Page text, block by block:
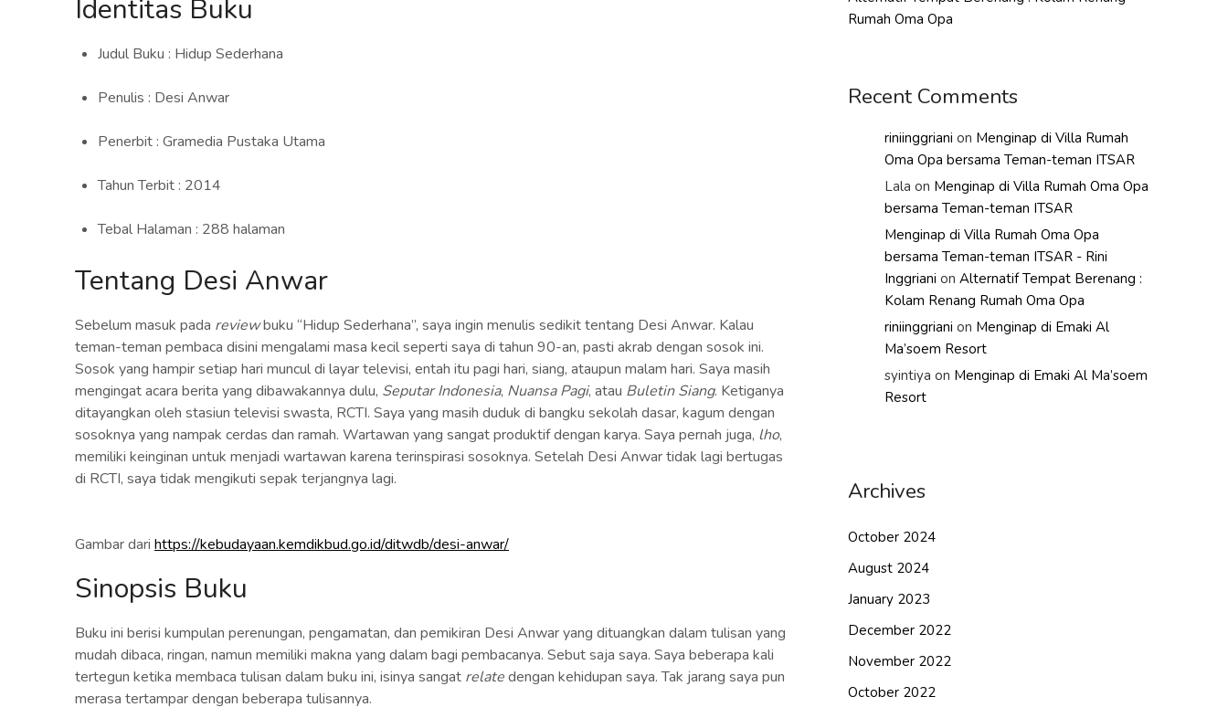
Identitas Buku
Judul Buku : Hidup Sederhana
Penulis : Desi Anwar
Penerbit : Gramedia Pustaka Utama
Tahun Terbit : 2014
Tebal Halaman : 288 halaman
Tentang Desi Anwar
Sebelum masuk pada reviewbuku “Hidup Sederhana”, saya ingin menulis sedikit tentang Desi Anwar. Kalau
teman-teman pembaca disini mengalami masa kecil seperti saya di tahun 90-an, pasti akrab dengan sosok ini.
Sosok yang hampir setiap hari muncul di layar televisi, entah itu pagi hari, siang, ataupun malam hari. Saya masih
mengingat acara berita yang dibawakannya dulu, Seputar Indonesia, Nuansa Pagi, atau Buletin Siang. Ketiganya
ditayangkan oleh stasiun televisi swasta, RCTI. Saya yang masih duduk di bangku sekolah dasar, kagum dengan
sosoknya yang nampak cerdas dan ramah. Wartawan yang sangat produktif dengan karya. Saya pernah juga, lho,
memiliki keinginan untuk menjadi wartawan karena terinspirasi sosoknya. Setelah Desi Anwar tidak lagi bertugas
di RCTI, saya tidak mengikuti sepak terjangnya lagi.
Gambar dari https://kebudayaan.kemdikbud.go.id/ditwdb/desi-anwar/
Sinopsis Buku
Buku ini berisi kumpulan perenungan, pengamatan, dan pemikiran Desi Anwar yang dituangkan dalam tulisan yang
mudah dibaca, ringan, namun memiliki makna yang dalam bagi pembacanya. Sebut saja saya. Saya beberapa kali
tertegun ketika membaca tulisan dalam buku ini, isinya sangat relatedengan kehidupan saya. Tak jarang saya pun
merasa tertampar dengan beberapa tulisannya.
Rumah Oma Opa
Recent Comments
riniinggriani on Menginap di Villa Rumah
Oma Opa bersama Teman-teman ITSAR
Lala on Menginap di Villa Rumah Oma Opa
bersama Teman-teman ITSAR
Menginap di Villa Rumah Oma Opa
bersama Teman-teman ITSAR - Rini
Inggriani on Alternatif Tempat Berenang :
Kolam Renang Rumah Oma Opa
riniinggriani on Menginap di Emaki Al
Ma’soem Resort
syintiya on Menginap di Emaki Al Ma’soem
Resort
Archives
October 2024
August 2024
January 2023
December 2022
November 2022
October 2022